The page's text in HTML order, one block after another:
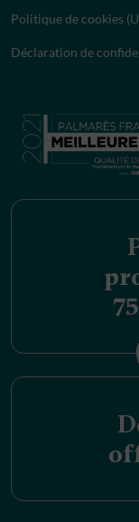
Politique de cookies
Déclaration de